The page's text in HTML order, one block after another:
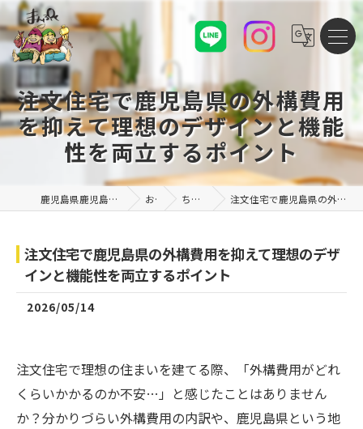
注文住宅で鹿児島県の外構費用
を抑えて理想のデザインと機能
性を両立するポイント
鹿児島県鹿児島市の注文住宅なら株式会社まんぷくハウス お知らせ ちょこっと豆知識 注文住宅で鹿児島県の外構費用を抑えて理想のデザインと機能性を両立するポイント
注文住宅で鹿児島県の外構費用を抑えて理想のデザ
インと機能性を両立するポイント
2026/05/14
注文住宅で理想の住まいを建てる際、「外構費用がどれ
くらいかかるのか不安…」と感じたことはありません
か？分かりづらい外構費用の内訳や、鹿児島県という地